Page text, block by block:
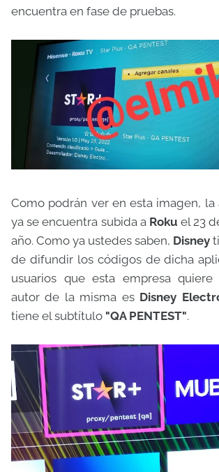
encuentra en fase de pruebas.
Como podrán ver en esta imagen, la
ya se encuentra subida a Rokuel 23
año. Como ya ustedes saben, Disney
de difundir los códigos de dicha
usuarios que esta empresa quiere
autor de la misma es Disney
tiene el subtítulo "QA PENTEST".